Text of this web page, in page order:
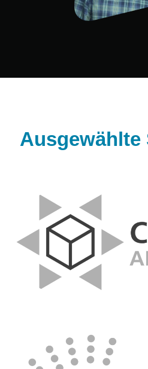
Ausgewählte